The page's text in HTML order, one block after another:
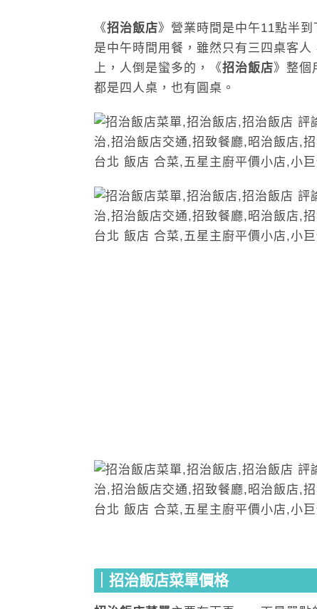
《招治飯店》營業時間是中午11點半
是中午時間用餐，雖然只有三四桌客
上，人倒是蠻多的，《招治飯店》整個
都是四人桌，也有圓桌。
｜招治飯店菜單價格